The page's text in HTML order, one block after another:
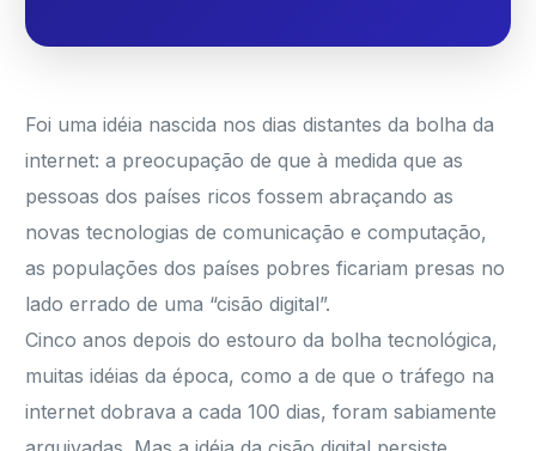
Foi uma idéia nascida nos dias distantes da bolha da
internet: a preocupação de que à medida que as
pessoas dos países ricos fossem abraçando as
novas tecnologias de comunicação e computação,
as populações dos países pobres ficariam presas no
lado errado de uma “cisão digital”.
Cinco anos depois do estouro da bolha tecnológica,
muitas idéias da época, como a de que o tráfego na
internet dobrava a cada 100 dias, foram sabiamente